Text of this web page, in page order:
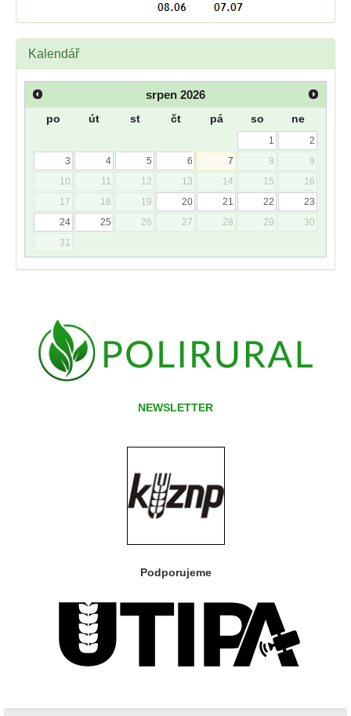
Kalendář
srpen 2026
po út st čt pá so ne
1
2
3
4 5 6 7 8
9
10
11 12 13 14 15
16
17
18 19 20 21 22
23
24
25 26 27 28 29
30
31
NEWSLETTER
Podporujeme